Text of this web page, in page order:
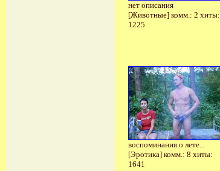
нет описания
[Животные] комм.: 2 хиты:
1225
воспоминания о лете...
[Эротика] комм.: 8 хиты:
1641